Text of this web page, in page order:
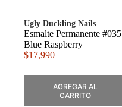
Ugly Duckling Nails
Esmalte Permanente #035
Blue Raspberry
$17,990
AGREGAR AL
CARRITO